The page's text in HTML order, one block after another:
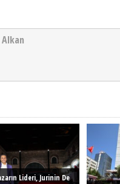
Lideri, Jurinin De